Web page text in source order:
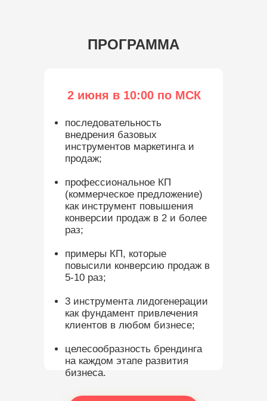
ПРОГРАММА
последовательность
внедрения базовых
инструментов маркетинга и
продаж;
профессиональное КП
(коммерческое предложение)
как инструмент повышения
конверсии продаж в 2 и более
раз;
примеры КП, которые
повысили конверсию продаж в
5-10 раз;
3 инструмента лидогенерации
как фундамент привлечения
клиентов в любом бизнесе;
целесообразность брендинга
на каждом этапе развития
бизнеса.
2 июня в 10:00 по МСК